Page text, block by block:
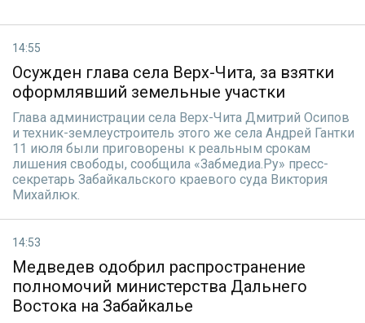
14:55
Осужден глава села Верх-Чита, за взятки
оформлявший земельные участки
Глава администрации села Верх-Чита Дмитрий Осипов
и техник-землеустроитель этого же села Андрей Гантки
11 июля были приговорены к реальным срокам
лишения свободы, сообщила «Забмедиа.Ру» пресс-
секретарь Забайкальского краевого суда Виктория
Михайлюк.
14:53
Медведев одобрил распространение
полномочий министерства Дальнего
Востока на Забайкалье